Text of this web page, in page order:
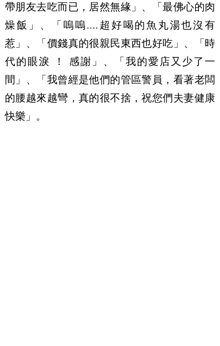
帶朋友去吃而已，居然無緣」、「最佛心的肉
燥飯」、「嗚嗚....超好喝的魚丸湯也沒有
惹」、「價錢真的很親民東西也好吃」、「時
代的眼淚 ！ 感謝」、「我的愛店又少了一
間」、「我曾經是他們的管區警員，看著老闆
的腰越來越彎，真的很不捨，祝您們夫妻健康
快樂」。